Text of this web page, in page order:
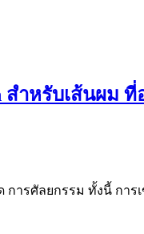
ำหรับเส้นผม
ารศัลยกรรม ทั้งนี้ กา